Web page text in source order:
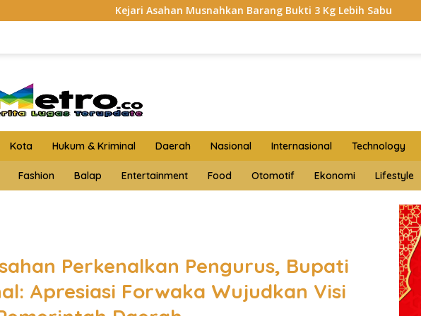
Asahan Musnahkan Barang Bukti 3 Kg Lebih Sabu HKTI Asahan Geruduk
Kota Hukum & Kriminal Daerah Nasional Internasional Technology
Fashion Balap Entertainment Food Otomotif Ekonomi Lifestyle
Perkenalkan Pengurus, Bupati
Apresiasi Forwaka Wujudkan Visi